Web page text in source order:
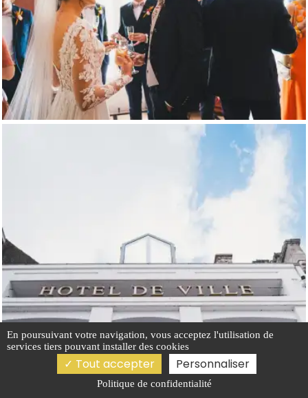
En poursuivant votre navigation, vous acceptez l'utilisation de
services tiers pouvant installer des cookies
Tout accepter Personnaliser
Politique de confidentialité